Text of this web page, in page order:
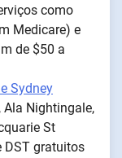
como
Medicare) e
de $50 a
Sydney
Ala Nightingale,
St
DST gratuitos